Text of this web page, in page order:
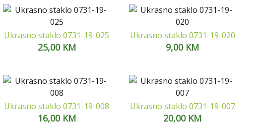
Ukrasno staklo 0731-19-025
25,00 KM
Ukrasno staklo 0731-19-020
9,00 KM
Ukrasno staklo 0731-19-008
16,00 KM
Ukrasno staklo 0731-19-007
20,00 KM